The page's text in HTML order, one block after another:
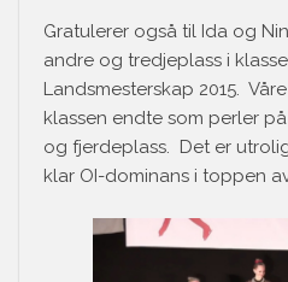
Gratulerer også til Ida og
andre og tredjeplass i
Landsmesterskap 2015.
klassen endte som perler
og fjerdeplass. Det er
klar OI-dominans i toppen